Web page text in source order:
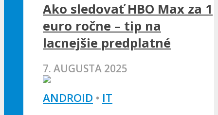
Ako sledovať HBO Max za 1
euro ročne – tip na
lacnejšie predplatné
7. AUGUSTA 2025
ANDROID • IT